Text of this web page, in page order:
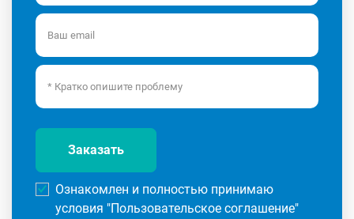
Заказать
Ознакомлен и полностью принимаю
условия "Пользовательское соглашение"